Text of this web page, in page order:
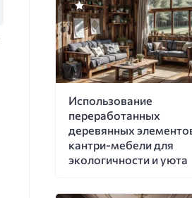
Использование
переработанных
деревянных
кантри-мебели для
экологичности и уюта